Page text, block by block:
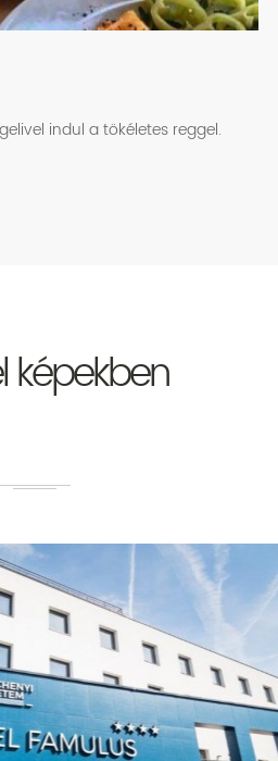
indul a tökéletes reggel.
képekben